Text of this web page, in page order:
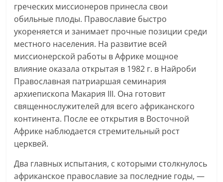
греческих миссионеров принесла свои
обильные плоды. Православие быстро
укореняется и занимает прочные позиции среди
местного населения. На развитие всей
миссионерской работы в Африке мощное
влияние оказала открытая в 1982 г. в Найроби
Православная патриаршая семинария
архиепископа Макария III. Она готовит
священнослужителей для всего африканского
континента. После ее открытия в Восточной
Африке наблюдается стремительный рост
церквей.
Два главных испытания, с которыми столкнулось
африканское православие за последние годы, —